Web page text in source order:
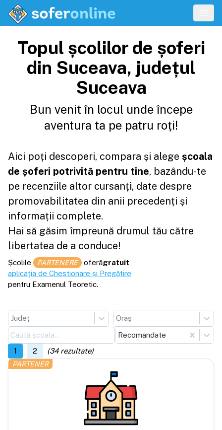
Topul școlilor de șoferi
din Suceava, județul
Suceava
Bun venit în locul unde începe
aventura ta pe patru roți!
Aici poți descoperi, compara și alege școala
de șoferi potrivită pentru tine, bazându-te
pe recenziile altor cursanți, date despre
promovabilitatea din anii precedenți și
informații complete.
Hai să găsim împreună drumul tău către
libertatea de a conduce!
Școlile PARTENERE oferăgratuit
aplicația de Chestionare și Pregătire
pentru Examenul Teoretic.
Județ
Oraș
Recomandate
1
2 (34rezultate)
PARTENER